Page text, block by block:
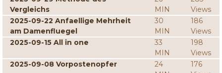
Vergleichs
MIN
Views
2025-09-22 Anfaellige Mehrheit
am Damenfluegel
30
MIN
186
Views
2025-09-15 All in one
33
MIN
198
Views
2025-09-08 Vorpostenopfer
24
176